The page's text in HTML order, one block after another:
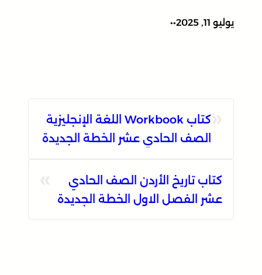
يوليو 11, 2025 •
•
كتاب Workbook اللغة الإنجليزية
الصف الحادي عشر الخطة الجديدة
كتاب تاريخ الأردن الصف الحادي
عشر الفصل الاول الخطة الجديدة